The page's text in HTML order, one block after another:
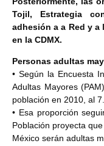
Tojil, Estrategia
adhesión a a Red y
en la CDMX.
Personas adultas
• Según la Encuesta
Adultas Mayores
población en 2010, al
• Esa proporción
Población proyecta
México serán adultas